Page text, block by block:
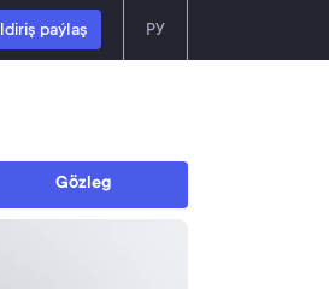
paýlaş РУ
Gözleg